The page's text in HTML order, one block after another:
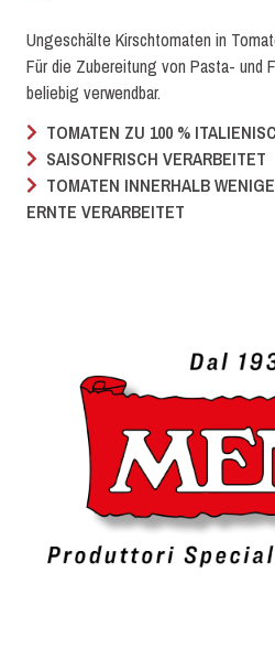
Ungeschälte Kirschtomaten in
Für die Zubereitung von Pasta- und
beliebig verwendbar.
TOMATEN ZU 100 %
SAISONFRISCH VERARBEITET
TOMATEN INNERHALB
ERNTE VERARBEITET